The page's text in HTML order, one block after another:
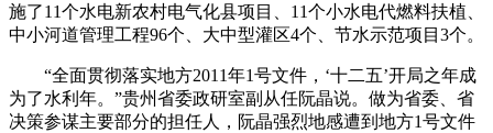
施了11个水电新农村电气化县项目、11个小水电代燃料扶植、
中小河道管理工程96个、大中型灌区4个、节水示范项目3个。
“全面贯彻落实地方2011年1号文件，‘十二五’开局之年成
为了水利年。”贵州省委政研室副从任阮晶说。做为省委、省
决策参谋主要部分的担任人，阮晶强烈地感遭到地方1号文件